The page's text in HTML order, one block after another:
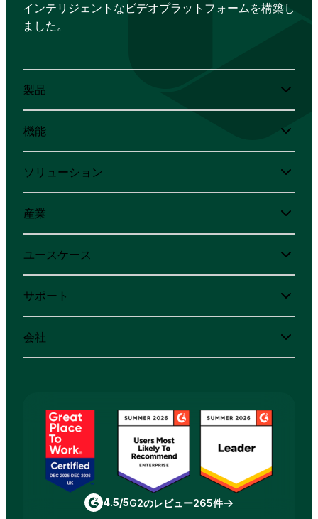
インテリジェントなビデオプラットフォームを構築し
ました。
製品
機能
ソリューション
産業
ユースケース
サポート
会社
4.5/5G2のレビュー265件